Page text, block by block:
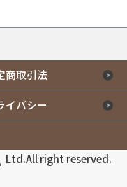
商取引法
イバシー
Ltd.All right reserved.